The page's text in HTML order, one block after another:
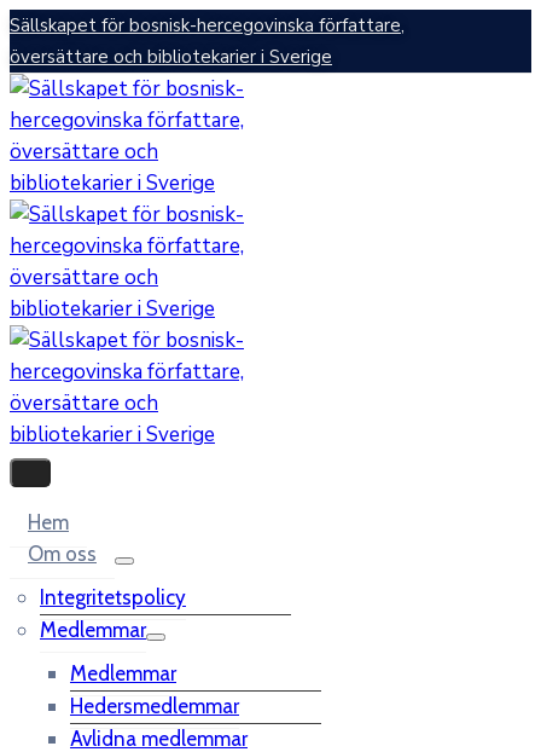
Sällskapet för bosnisk-hercegovinska författare,
översättare och bibliotekarier i Sverige
Hem
Om oss
Integritetspolicy
Medlemmar
Medlemmar
Hedersmedlemmar
Avlidna medlemmar